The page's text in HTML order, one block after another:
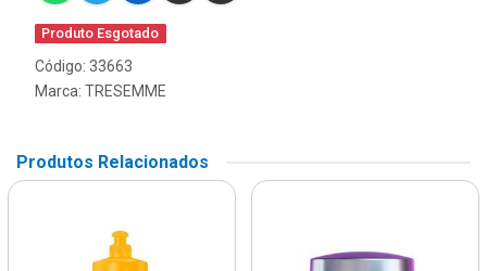
Produto Esgotado
Código: 33663
Marca: TRESEMME
Produtos Relacionados